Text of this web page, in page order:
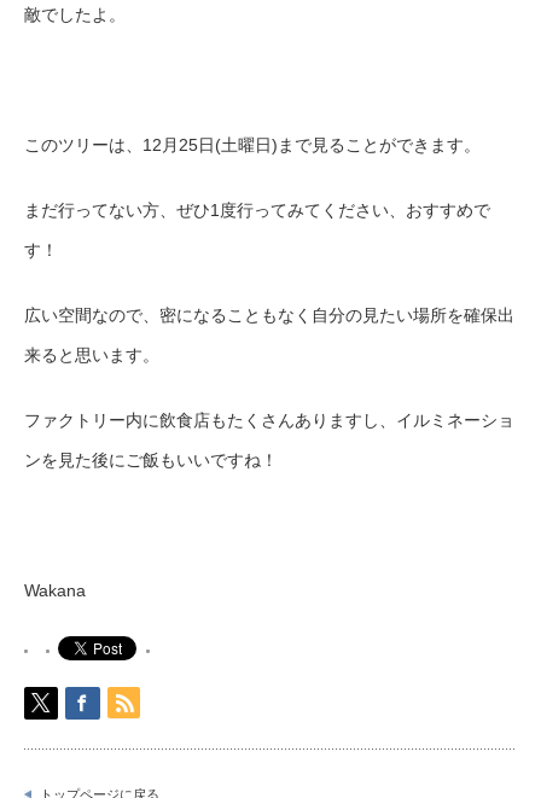
敵でしたよ。
このツリーは、1 2 月25日(土曜日)まで見ることができます。
まだ行ってない方、ぜひ1度行ってみてください、おすすめで
す！
広い空間なので、密になることもなく自分の見たい場所を確保出
来ると思います。
ファクトリー内に飲食店もたくさんありますし、イルミネーショ
ンを見た後にご飯もいいですね！
Wakana
トップページに戻る